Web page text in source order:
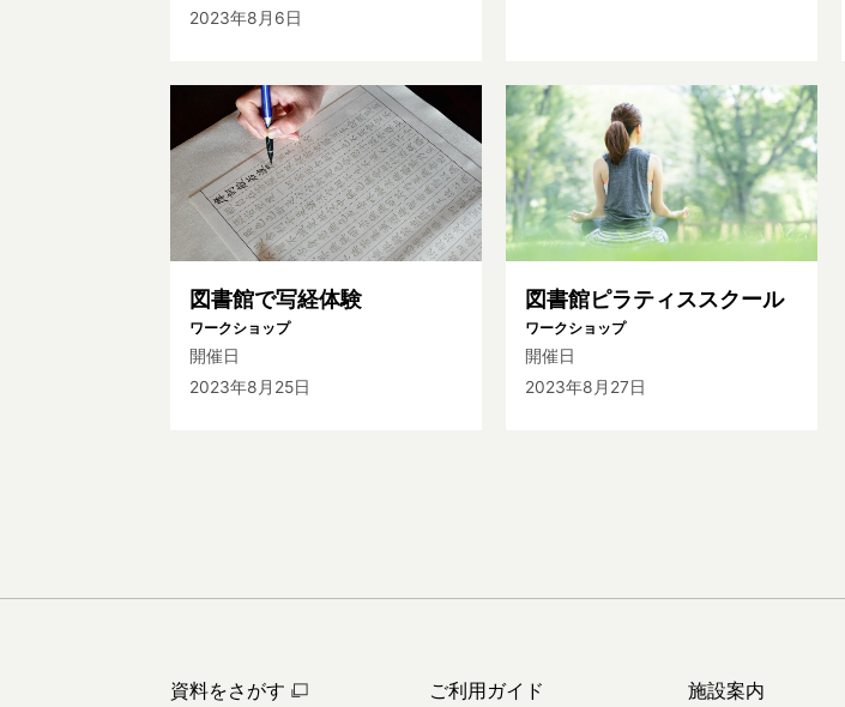
2023年8月6日
図書館で写経体験
ワークショップ
開催日
2023年8月25日
図書館ピラティススクール
ワークショップ
開催日
2023年8月27日
資料をさがす ご利用ガイド 施設案内